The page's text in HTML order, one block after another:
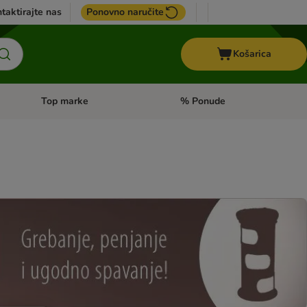
nas Ponovno naručite
Košarica
Pregled kategorija: + VET hrana
Top marke Pregled kategorija: Top marke
% Ponude